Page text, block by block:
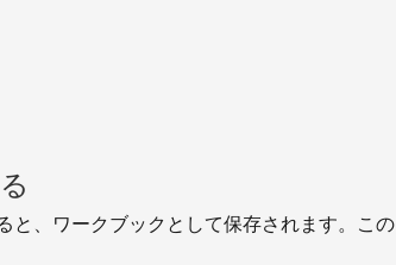
、ワークブックとして保存されます。こ